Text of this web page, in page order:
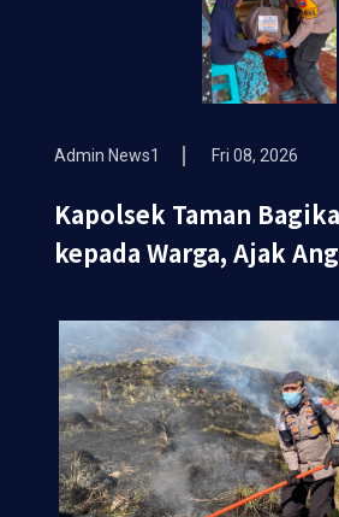
Admin News1 Fri 08, 2026
Kapolsek Taman
kepada Warga, Ajak